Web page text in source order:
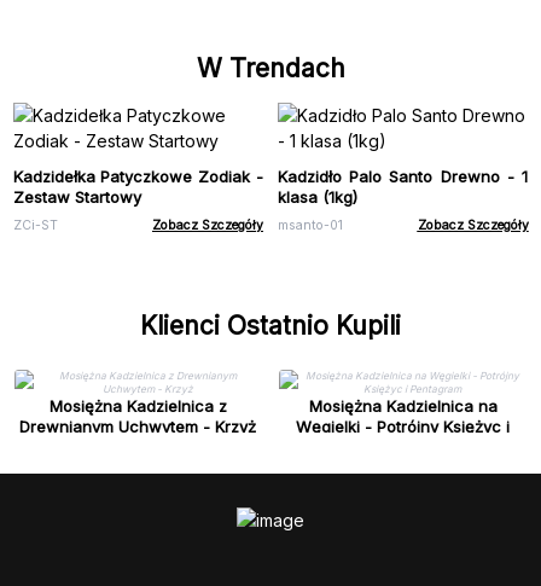
W Trendach
Kadzidełka Patyczkowe Zodiak -
Zestaw Startowy
ZCi-ST Zobacz Szczegóły
Kadzidło Palo Santo Drewno - 1
klasa (1kg)
msanto-01 Zobacz Szczegóły
Klienci Ostatnio Kupili
Mosiężna Kadzielnica z
Drewnianym Uchwytem - Krzyż
Mosiężna Kadzielnica na
Węgielki - Potrójny Księżyc i